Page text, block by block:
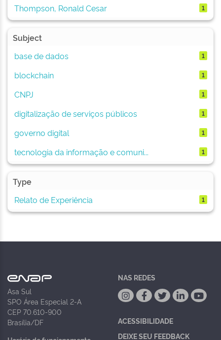
Thompson, Ronald Cesar
1
Subject
base de dados
1
blockchain 1
CNPJ 1
digitalização de serviços públicos 1
governo digital 1
tecnologia da informação e comuni... 1
Type
Relato de Experiência
1
Asa Sul
SPO Área Especial 2-A
CEP 70.610-900
Brasília/DF
NAS REDES
ACESSIBILIDADE
DEIXE SEU FEEDBACK